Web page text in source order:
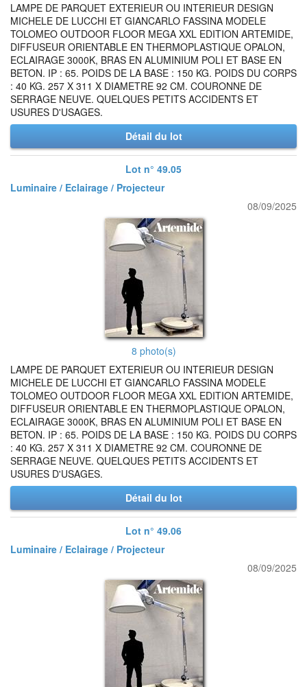
LAMPE DE PARQUET EXTERIEUR OU INTERIEUR DESIGN
MICHELE DE LUCCHI ET GIANCARLO FASSINA MODELE
TOLOMEO OUTDOOR FLOOR MEGA XXL EDITION ARTEMIDE,
DIFFUSEUR ORIENTABLE EN THERMOPLASTIQUE OPALON,
ECLAIRAGE 3000K, BRAS EN ALUMINIUM POLI ET BASE EN
BETON. IP : 65. POIDS DE LA BASE : 150 KG. POIDS DU CORPS
: 40 KG. 257 X 311 X DIAMETRE 92 CM. COURONNE DE
SERRAGE NEUVE. QUELQUES PETITS ACCIDENTS ET
USURES D'USAGES.
Détail du lot
Lot n° 49.05
Luminaire / Eclairage / Projecteur
08/09/2025
8 photo(s)
LAMPE DE PARQUET EXTERIEUR OU INTERIEUR DESIGN
MICHELE DE LUCCHI ET GIANCARLO FASSINA MODELE
TOLOMEO OUTDOOR FLOOR MEGA XXL EDITION ARTEMIDE,
DIFFUSEUR ORIENTABLE EN THERMOPLASTIQUE OPALON,
ECLAIRAGE 3000K, BRAS EN ALUMINIUM POLI ET BASE EN
BETON. IP : 65. POIDS DE LA BASE : 150 KG. POIDS DU CORPS
: 40 KG. 257 X 311 X DIAMETRE 92 CM. COURONNE DE
SERRAGE NEUVE. QUELQUES PETITS ACCIDENTS ET
USURES D'USAGES.
Détail du lot
Lot n° 49.06
Luminaire / Eclairage / Projecteur
08/09/2025